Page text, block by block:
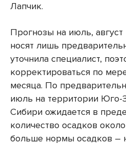
Лапчик.
Прогнозы на июль, август
носят лишь
уточнила специалист,
корректироваться по
месяца. По
июль на территории Юго-
Сибири ожидается в
количество осадков
больше нормы осадков –